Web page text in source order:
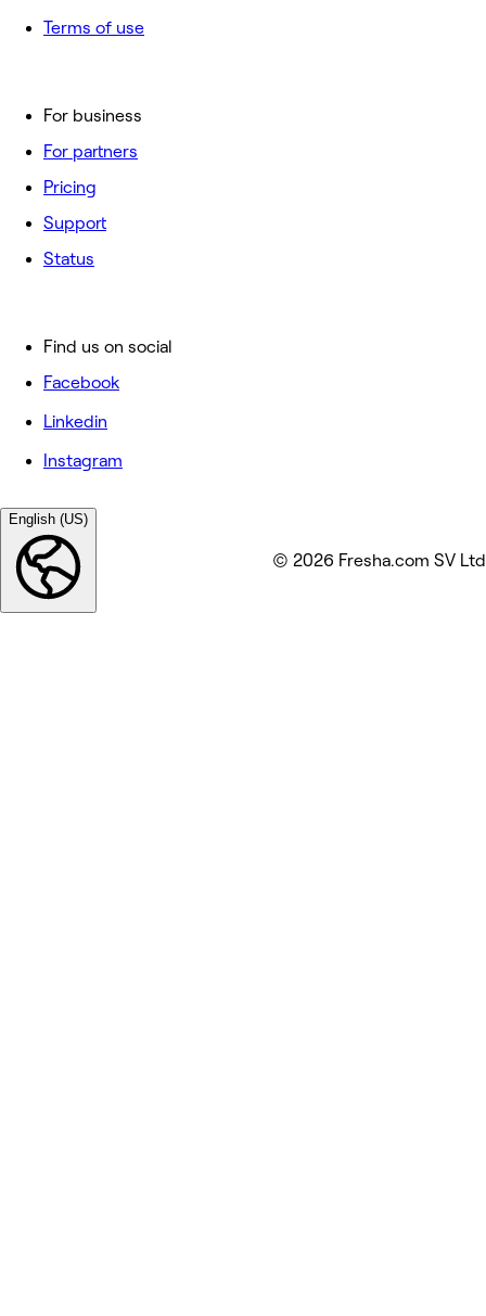
For business
For partners
Pricing
Support
Status
Terms of use
Find us on social
Facebook
Linkedin
Instagram
English (US)
© 2026 Fresha.com SV Ltd